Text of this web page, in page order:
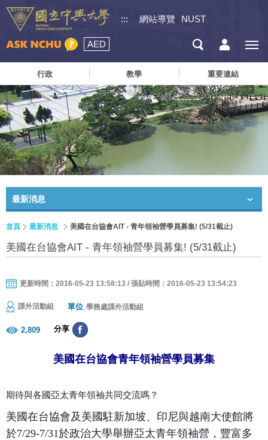
::: 網站導覽 NUST
AED
行政 教學 重要連結
最新消息
首頁 最新消息 美國在台協會AIT - 青年領袖營學員募集! (5/31截止)
美國在台協會AIT - 青年領袖營學員募集! (5/31截止)
更新時間：2016-05-23 13:58:13 / 張貼時間：2016-05-23 13:54:23
課外活動組 單位 學務處課外活動組
2,809 分享
美國在台協會青年領袖營學員募集
期待與各國亞太青年領袖共同交流嗎？
美國在台協會及美國駐新加坡、印尼與越南大使館將
於7/29-7/31於政治大學舉辦亞太青年領袖營，豐富多